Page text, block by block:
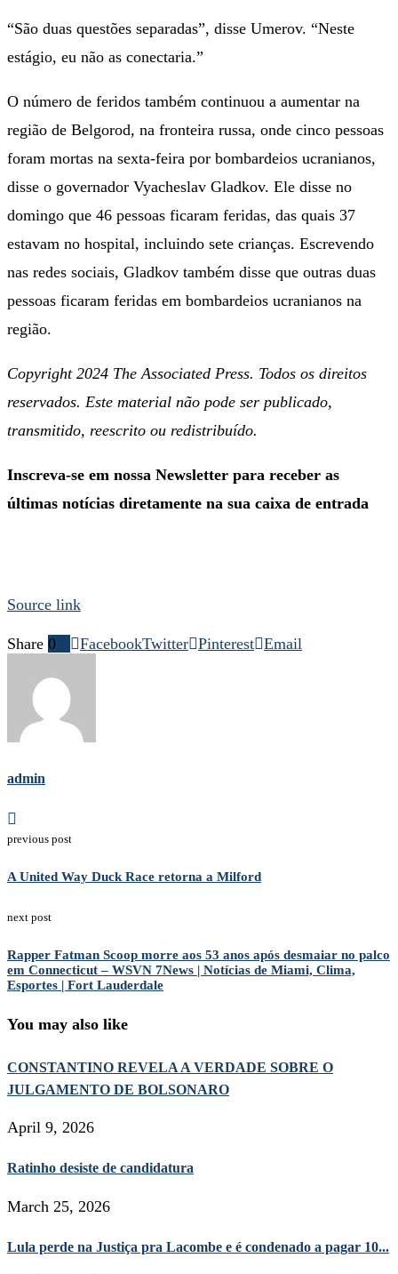
“São duas questões separadas”, disse Umerov. “Neste
estágio, eu não as conectaria.”
O número de feridos também continuou a aumentar na
região de Belgorod, na fronteira russa, onde cinco pessoas
foram mortas na sexta-feira por bombardeios ucranianos,
disse o governador Vyacheslav Gladkov. Ele disse no
domingo que 46 pessoas ficaram feridas, das quais 37
estavam no hospital, incluindo sete crianças. Escrevendo
nas redes sociais, Gladkov também disse que outras duas
pessoas ficaram feridas em bombardeios ucranianos na
região.
Copyright 2024 The Associated Press. Todos os direitos
reservados. Este material não pode ser publicado,
transmitido, reescrito ou redistribuído.
Inscreva-se em nossa Newsletter para receber as
últimas notícias diretamente na sua caixa de entrada
Source link
Share 0 FacebookTwitter Pinterest Email
admin
previous post
A United Way Duck Race retorna a Milford
next post
Rapper Fatman Scoop morre aos 53 anos após desmaiar no palco
em Connecticut – WSVN 7News | Notícias de Miami, Clima,
Esportes | Fort Lauderdale
You may also like
CONSTANTINO REVELA A VERDADE SOBRE O
JULGAMENTO DE BOLSONARO
April 9, 2026
Ratinho desiste de candidatura
March 25, 2026
Lula perde na Justiça pra Lacombe e é condenado a pagar 10...